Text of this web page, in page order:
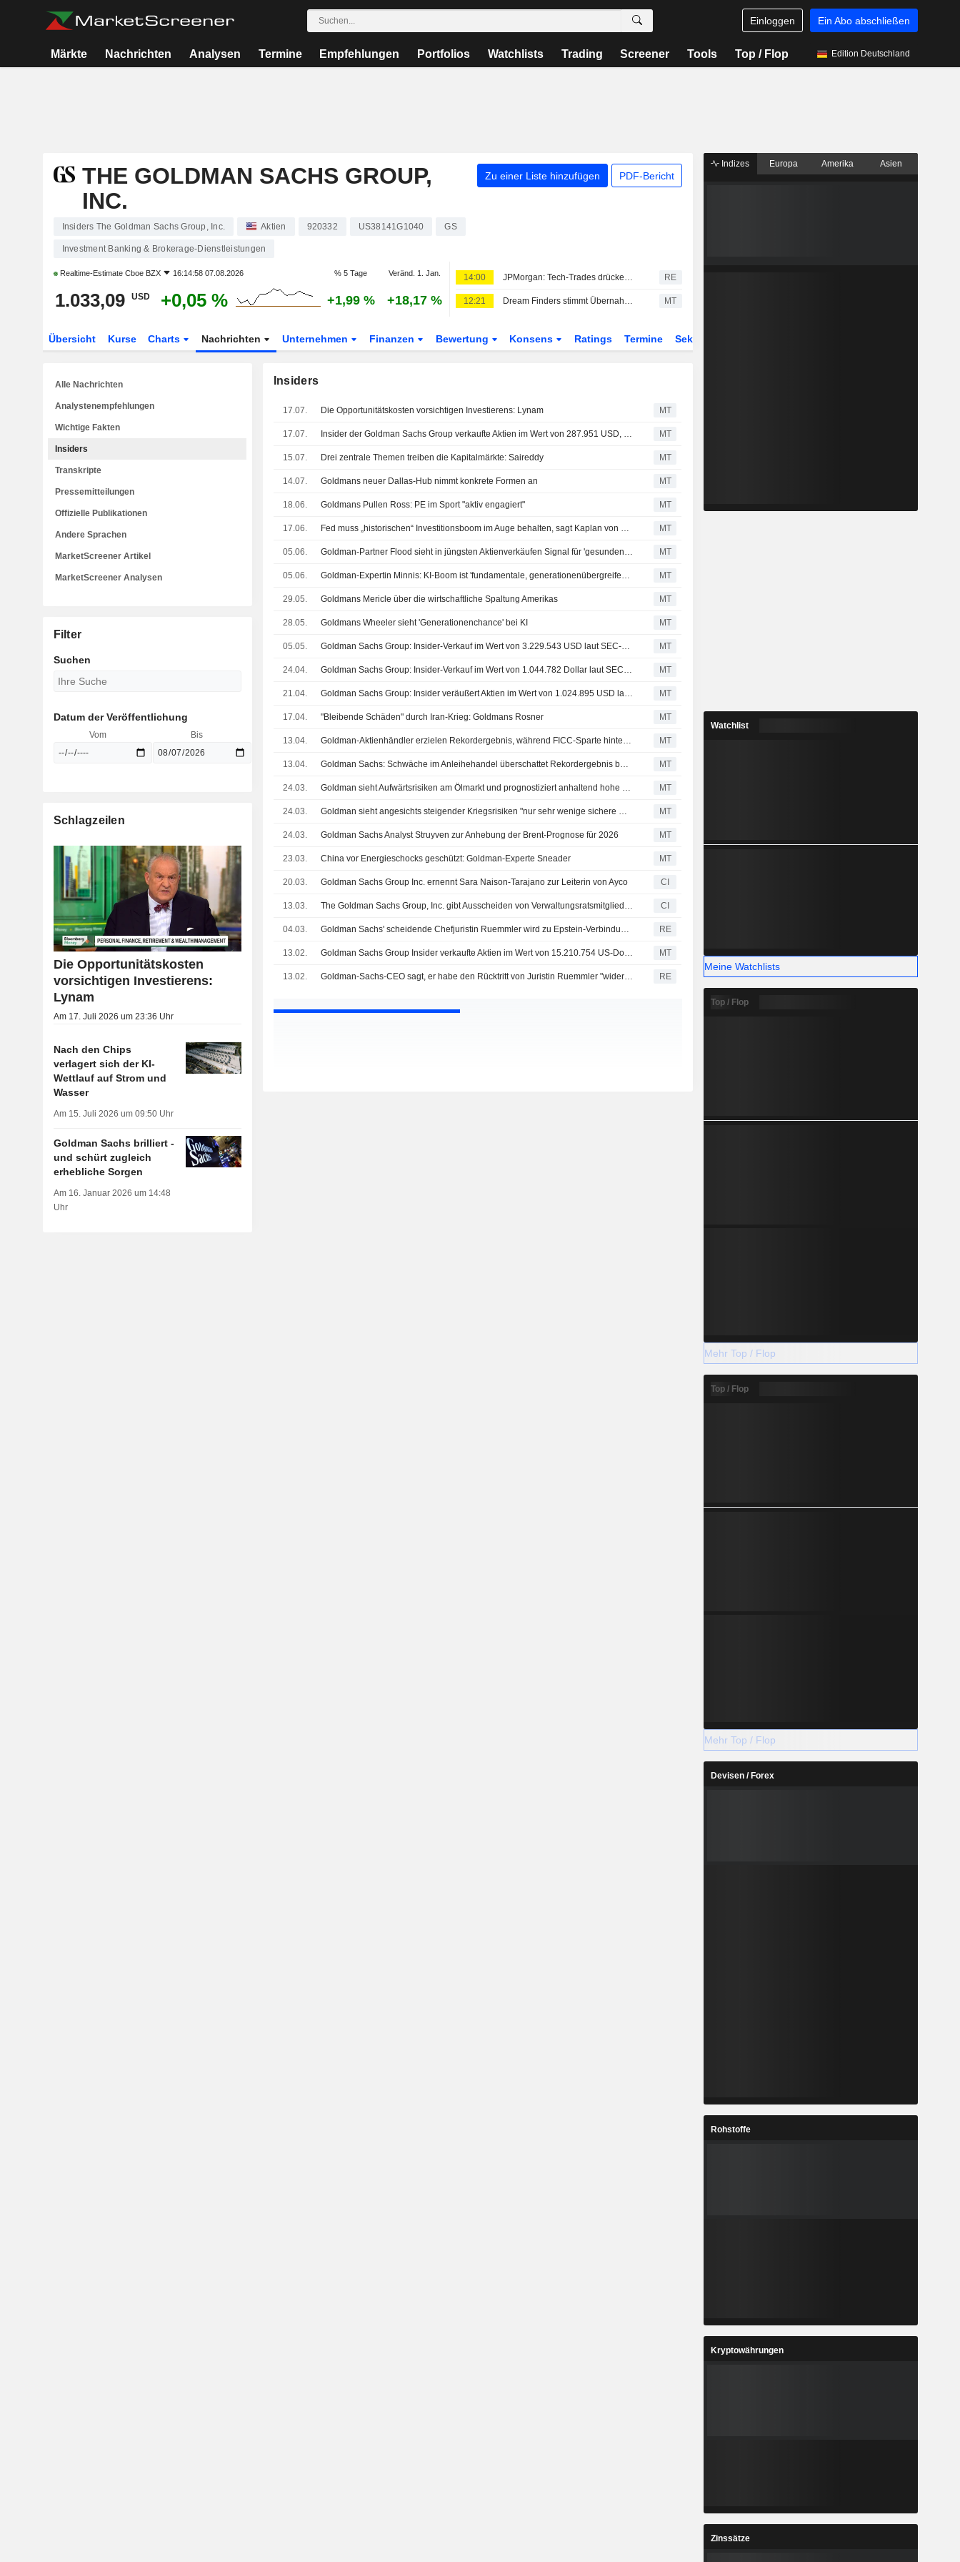
Einloggen Ein Abo abschließen
Märkte Nachrichten Analysen Termine Empfehlungen Portfolios Watchlists Trading Screener Tools Top / Flop Edition Deutschland
THE GOLDMAN SACHS GROUP,
INC.
Zu einer Liste hinzufügen PDF-Bericht
Insiders The Goldman Sachs Group, Inc. Aktien 920332 US38141G1040 GS
Investment Banking & Brokerage-Dienstleistungen
Realtime-Estimate Cboe BZX 16:14:58 07.08.2026 % 5 Tage Veränd. 1. Jan.
1.033,09 USD +0,05 % +1,99 % +18,17 %
14:00 JPMorgan: Tech-Trades drücken Hedgefonds-Gewinne 2026 im Juli RE
12:21 Dream Finders stimmt Übernahme von Beazer in USD 2,2 Mrd. schwerem Bar-Deal zu MT
Übersicht Kurse Charts Nachrichten Unternehmen Finanzen Bewertung Konsens Ratings Termine Sektor
Insiders
17.07. Die Opportunitätskosten vorsichtigen Investierens: Lynam MT
17.07. Insider der Goldman Sachs Group verkaufte Aktien im Wert von 287.951 USD, laut aktueller SEC-Meldung MT
15.07. Drei zentrale Themen treiben die Kapitalmärkte: Saireddy MT
14.07. Goldmans neuer Dallas-Hub nimmt konkrete Formen an MT
18.06. Goldmans Pullen Ross: PE im Sport "aktiv engagiert" MT
17.06. Fed muss „historischen“ Investitionsboom im Auge behalten, sagt Kaplan von Goldman Sachs MT
05.06. Goldman-Partner Flood sieht in jüngsten Aktienverkäufen Signal für 'gesunden' Markt MT
05.06. Goldman-Expertin Minnis: KI-Boom ist 'fundamentale, generationenübergreifende' Kraft für Märkte und Wirtschaft MT
29.05. Goldmans Mericle über die wirtschaftliche Spaltung Amerikas MT
28.05. Goldmans Wheeler sieht 'Generationenchance' bei KI MT
05.05. Goldman Sachs Group: Insider-Verkauf im Wert von 3.229.543 USD laut SEC-Meldung MT
24.04. Goldman Sachs Group: Insider-Verkauf im Wert von 1.044.782 Dollar laut SEC-Meldung MT
21.04. Goldman Sachs Group: Insider veräußert Aktien im Wert von 1.024.895 USD laut SEC-Meldung MT
17.04. "Bleibende Schäden" durch Iran-Krieg: Goldmans Rosner MT
13.04. Goldman-Aktienhändler erzielen Rekordergebnis, während FICC-Sparte hinter Erwartungen zurückbleibt MT
13.04. Goldman Sachs: Schwäche im Anleihehandel überschattet Rekordergebnis bei Aktien MT
24.03. Goldman sieht Aufwärtsrisiken am Ölmarkt und prognostiziert anhaltend hohe Preise MT
24.03. Goldman sieht angesichts steigender Kriegsrisiken "nur sehr wenige sichere Häfen" MT
24.03. Goldman Sachs Analyst Struyven zur Anhebung der Brent-Prognose für 2026 MT
23.03. China vor Energieschocks geschützt: Goldman-Experte Sneader MT
20.03. Goldman Sachs Group Inc. ernennt Sara Naison-Tarajano zur Leiterin von Ayco CI
13.03. The Goldman Sachs Group, Inc. gibt Ausscheiden von Verwaltungsratsmitglied Lakshmi Mittal zur Hauptversammlung 2026 bekannt CI
04.03. Goldman Sachs' scheidende Chefjuristin Ruemmler wird zu Epstein-Verbindungen vorladen RE
13.02. Goldman Sachs Group Insider verkaufte Aktien im Wert von 15.210.754 US-Dollar, laut aktueller SEC-Meldung MT
13.02. Goldman-Sachs-CEO sagt, er habe den Rücktritt von Juristin Ruemmler "widerwillig akzeptiert", berichtet CNBC RE
Alle Nachrichten
Analystenempfehlungen
Wichtige Fakten
Insiders
Transkripte
Pressemitteilungen
Offizielle Publikationen
Andere Sprachen
MarketScreener Artikel
MarketScreener Analysen
Filter
Suchen
Datum der Veröffentlichung
Vom Bis
Schlagzeilen
Die Opportunitätskosten
vorsichtigen Investierens:
Lynam
Am 17. Juli 2026 um 23:36 Uhr
Nach den Chips
verlagert sich der KI-
Wettlauf auf Strom und
Wasser
Am 15. Juli 2026 um 09:50 Uhr
Goldman Sachs brilliert -
und schürt zugleich
erhebliche Sorgen
Am 16. Januar 2026 um 14:48
Uhr
Indizes Europa Amerika Asien
Watchlist
Meine Watchlists
Top / Flop
Mehr Top / Flop
Top / Flop
Mehr Top / Flop
Devisen / Forex
Rohstoffe
Kryptowährungen
Zinssätze